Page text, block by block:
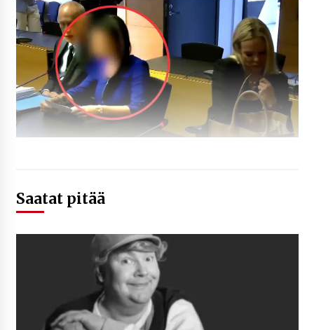
Saatat pitää